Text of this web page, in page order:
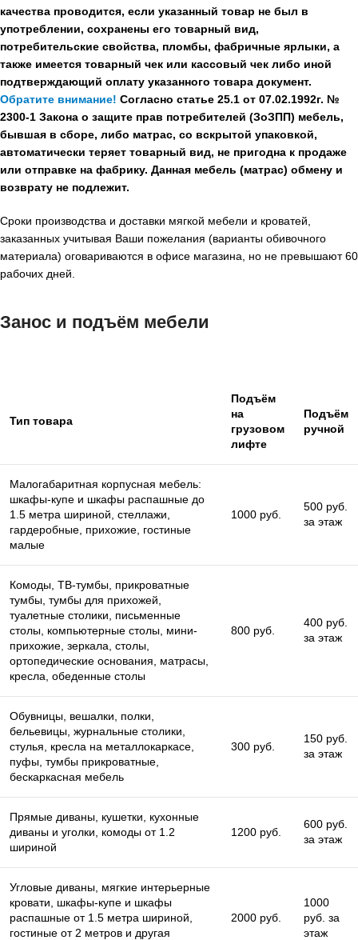
качества проводится, если указанный товар не был в
употреблении, сохранены его товарный вид,
потребительские свойства, пломбы, фабричные ярлыки, а
также имеется товарный чек или кассовый чек либо иной
подтверждающий оплату указанного товара документ.
Обратите внимание! Согласно статье 25.1 от 07.02.1992г. №
2300-1 Закона о защите прав потребителей (ЗоЗПП) мебель,
бывшая в сборе, либо матрас, со вскрытой упаковкой,
автоматически теряет товарный вид, не пригодна к продаже
или отправке на фабрику. Данная мебель (матрас) обмену и
возврату не подлежит.
Сроки производства и доставки мягкой мебели и кроватей,
заказанных учитывая Ваши пожелания (варианты обивочного
материала) оговариваются в офисе магазина, но не превышают 60
рабочих дней.
Занос и подъём мебели
Тип товара
Подъём
на
грузовом
лифте
Подъём
ручной
Малогабаритная корпусная мебель:
шкафы-купе и шкафы распашные до
1.5 метра шириной, стеллажи,
гардеробные, прихожие, гостиные
малые
1000 руб.
500 руб.
за этаж
Комоды, ТВ-тумбы, прикроватные
тумбы, тумбы для прихожей,
туалетные столики, письменные
столы, компьютерные столы, мини-
прихожие, зеркала, столы,
ортопедические основания, матрасы,
кресла, обеденные столы
800 руб.
400 руб.
за этаж
Обувницы, вешалки, полки,
бельевицы, журнальные столики,
стулья, кресла на металлокаркасе,
пуфы, тумбы прикроватные,
бескаркасная мебель
300 руб.
150 руб.
за этаж
Прямые диваны, кушетки, кухонные
диваны и уголки, комоды от 1.2
шириной
1200 руб.
600 руб.
за этаж
Угловые диваны, мягкие интерьерные
кровати, шкафы-купе и шкафы
распашные от 1.5 метра шириной,
гостиные от 2 метров и другая
2000 руб.
1000
руб. за
этаж